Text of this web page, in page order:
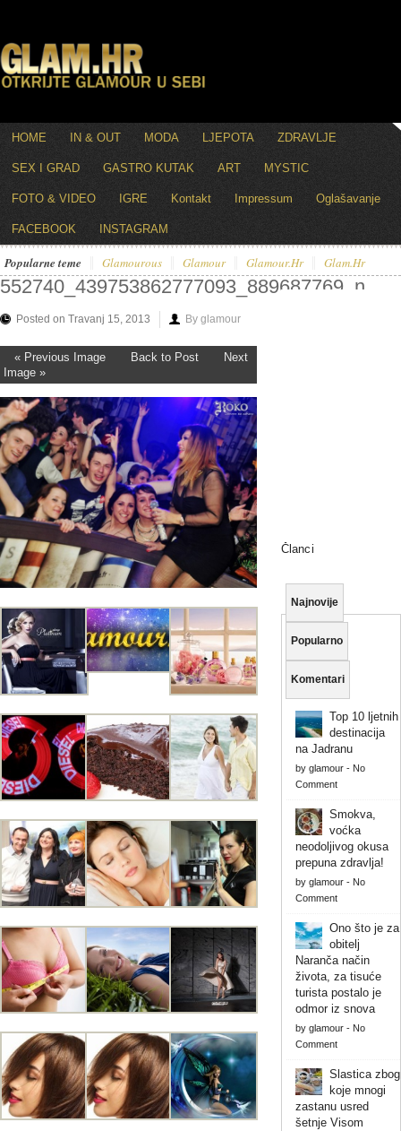
HOME IN & OUT MODA LJEPOTA ZDRAVLJE
SEX I GRAD GASTRO KUTAK ART MYSTIC
FOTO & VIDEO IGRE Kontakt Impressum Oglašavanje
FACEBOOK INSTAGRAM
Popularne teme Glamourous Glamour Glamour.hr Glam.hr
552740_439753862777093_889687769_n
Posted on Travanj 15, 2013 By glamour
« Previous Image Back to Post
Next
Image »
Članci
Najnovije
Popularno
Komentari
Top 10 ljetnih
destinacija
na Jadranu
by glamour- No
Comment
Smokva,
voćka
neodoljivog okusa
prepuna zdravlja!
by glamour- No
Comment
Ono što je za
obitelj
Naranča način
života, za tisuće
turista postalo je
odmor iz snova
by glamour- No
Comment
Slastica zbog
koje mnogi
zastanu usred
šetnje Visom